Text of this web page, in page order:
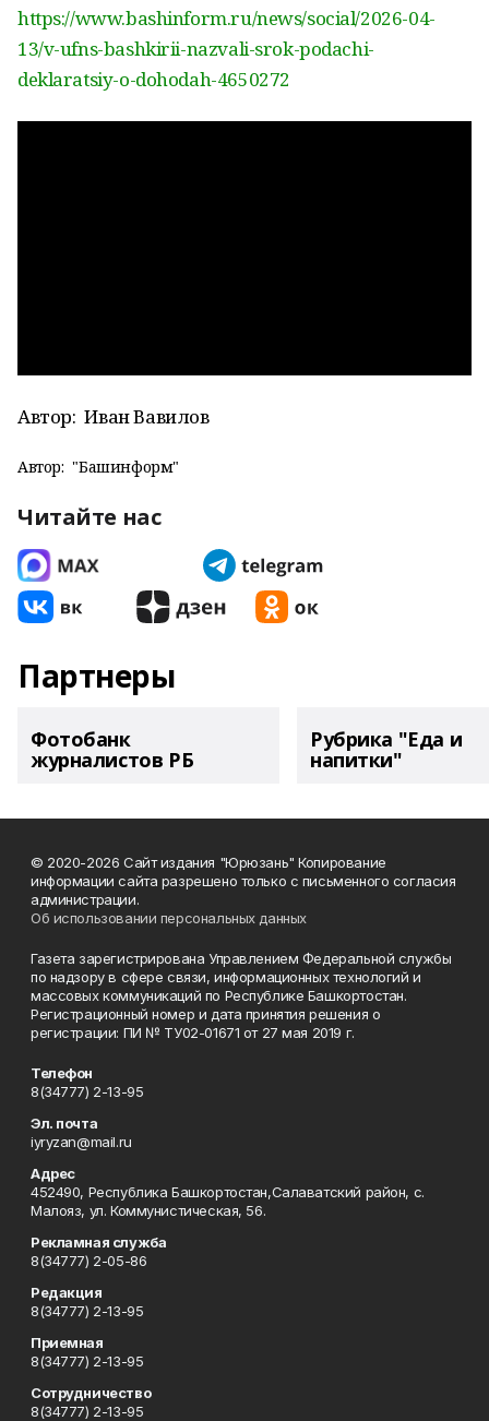
https://www.bashinform.ru/news/social/2026-04-
13/v-ufns-bashkirii-nazvali-srok-podachi-
deklaratsiy-o-dohodah-4650272
Автор: Иван Вавилов
Автор: "Башинформ"
Читайте нас
Партнеры
Фотобанк
журналистов РБ
Рубрика "Еда и
напитки"
© 2020-2026 Сайт издания "Юрюзань" Копирование
информации сайта разрешено только с письменного согласия
администрации.
Об использовании персональных данных
Газета зарегистрирована Управлением Федеральной службы
по надзору в сфере связи, информационных технологий и
массовых коммуникаций по Республике Башкортостан.
Регистрационный номер и дата принятия решения о
регистрации: ПИ № ТУ02-01671 от 27 мая 2019 г.
Телефон
8(34777) 2-13-95
Эл. почта
iyryzan@mail.ru
Адрес
452490, Республика Башкортостан,Салаватский район, с.
Малояз, ул. Коммунистическая, 56.
Рекламная служба
8(34777) 2-05-86
Редакция
8(34777) 2-13-95
Приемная
8(34777) 2-13-95
Сотрудничество
8(34777) 2-13-95